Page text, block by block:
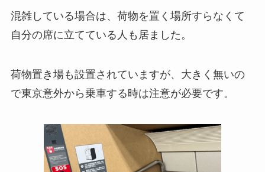
混雑している場合は、荷物を置く場所すらなくて
自分の席に立てている人も居ました。
荷物置き場も設置されていますが、大きく無いの
で東京意外から乗車する時は注意が必要です。